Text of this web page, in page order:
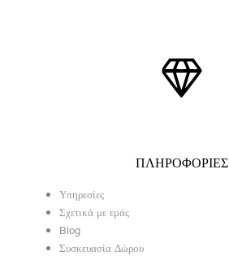
ΠΛΗΡΟΦΟΡΙΕΣ
Υπηρεσίες
Σχετικά με εμάς
Blog
Συσκευασία Δώρου